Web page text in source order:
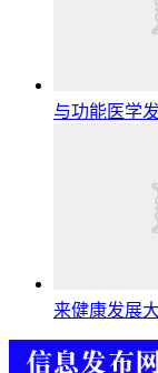
与功能医学
来健康发展